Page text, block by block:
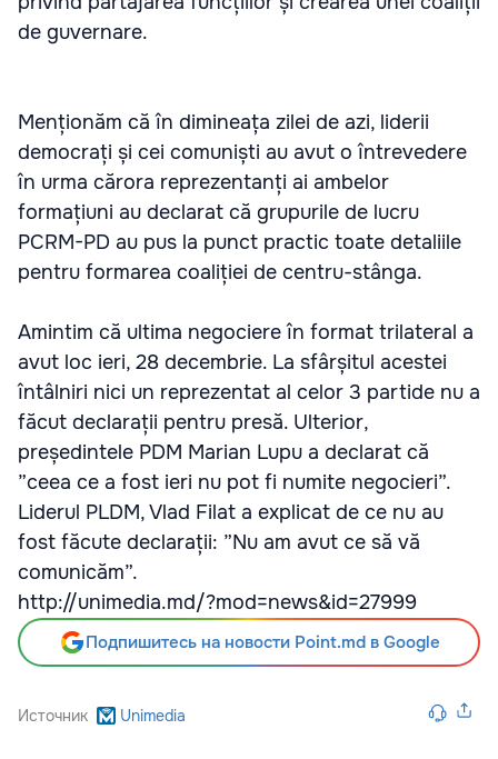
de guvernare.
Menționăm că în dimineața zilei de azi, liderii
democrați și cei comuniști au avut o întrevedere
în urma cărora reprezentanți ai ambelor
formațiuni au declarat că grupurile de lucru
PCRM-PD au pus la punct practic toate detaliile
pentru formarea coaliției de centru-stânga.
Amintim că ultima negociere în format trilateral a
avut loc ieri, 28 decembrie. La sfârșitul acestei
întâlniri nici un reprezentat al celor 3 partide nu a
făcut declarații pentru presă. Ulterior,
președintele PDM Marian Lupu a declarat că
”ceea ce a fost ieri nu pot fi numite negocieri”.
Liderul PLDM, Vlad Filat a explicat de ce nu au
fost făcute declarații: ”Nu am avut ce să vă
comunicăm”.
http://unimedia.md/?mod=news&id=27999
Подпишитесь на новости Point.md в Google
Источник Unimedia